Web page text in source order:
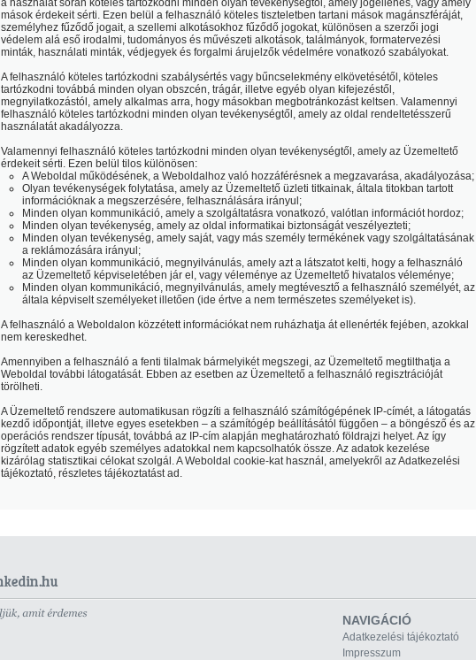
a használat során köteles tartózkodni minden olyan tevékenységtől, amely jogellenes, vagy amely
mások érdekeit sérti. Ezen belül a felhasználó köteles tiszteletben tartani mások magánszféráját,
személyhez fűződő jogait, a szellemi alkotásokhoz fűződő jogokat, különösen a szerzői jogi
védelem alá eső irodalmi, tudományos és művészeti alkotások, találmányok, formatervezési
minták, használati minták, védjegyek és forgalmi árujelzők védelmére vonatkozó szabályokat.
A felhasználó köteles tartózkodni szabálysértés vagy bűncselekmény elkövetésétől, köteles
tartózkodni továbbá minden olyan obszcén, trágár, illetve egyéb olyan kifejezéstől,
megnyilatkozástól, amely alkalmas arra, hogy másokban megbotránkozást keltsen. Valamennyi
felhasználó köteles tartózkodni minden olyan tevékenységtől, amely az oldal rendeltetésszerű
használatát akadályozza.
Valamennyi felhasználó köteles tartózkodni minden olyan tevékenységtől, amely az Üzemeltető
érdekeit sérti. Ezen belül tilos különösen:
A Weboldal működésének, a Weboldalhoz való hozzáférésnek a megzavarása, akadályozása;
Olyan tevékenységek folytatása, amely az Üzemeltető üzleti titkainak, általa titokban tartott
információknak a megszerzésére, felhasználására irányul;
Minden olyan kommunikáció, amely a szolgáltatásra vonatkozó, valótlan információt hordoz;
Minden olyan tevékenység, amely az oldal informatikai biztonságát veszélyezteti;
Minden olyan tevékenység, amely saját, vagy más személy termékének vagy szolgáltatásának
a reklámozására irányul;
Minden olyan kommunikáció, megnyilvánulás, amely azt a látszatot kelti, hogy a felhasználó
az Üzemeltető képviseletében jár el, vagy véleménye az Üzemeltető hivatalos véleménye;
Minden olyan kommunikáció, megnyilvánulás, amely megtévesztő a felhasználó személyét, az
általa képviselt személyeket illetően (ide értve a nem természetes személyeket is).
A felhasználó a Weboldalon közzétett információkat nem ruházhatja át ellenérték fejében, azokkal
nem kereskedhet.
Amennyiben a felhasználó a fenti tilalmak bármelyikét megszegi, az Üzemeltető megtilthatja a
Weboldal további látogatását. Ebben az esetben az Üzemeltető a felhasználó regisztrációját
törölheti.
A Üzemeltető rendszere automatikusan rögzíti a felhasználó számítógépének IP-címét, a látogatás
kezdő időpontját, illetve egyes esetekben – a számítógép beállításától függően – a böngésző és az
operációs rendszer típusát, továbbá az IP-cím alapján meghatározható földrajzi helyet. Az így
rögzített adatok egyéb személyes adatokkal nem kapcsolhatók össze. Az adatok kezelése
kizárólag statisztikai célokat szolgál. A Weboldal cookie-kat használ, amelyekről az Adatkezelési
tájékoztató, részletes tájékoztatást ad.
NAVIGÁCIÓ
Adatkezelési tájékoztató
Impresszum